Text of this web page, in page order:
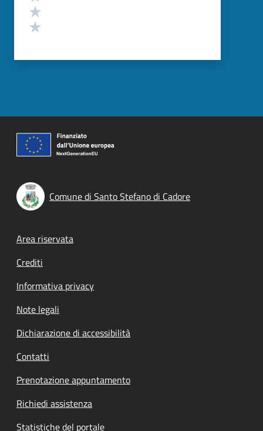
Comune di Santo Stefano di Cadore
Footer menu
Area riservata
Crediti
Informativa privacy
Note legali
Dichiarazione di accessibilità
Contatti
Prenotazione appuntamento
Richiedi assistenza
Statistiche del portale